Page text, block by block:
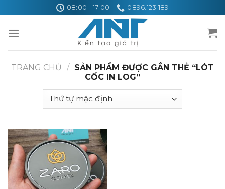
to
content
08:00 - 17:00 0896.123.189
TRANG CHỦ / SẢN PHẨM ĐƯỢC GẮN THẺ “LÓT
CỐC IN LOG”